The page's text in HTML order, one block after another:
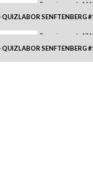
Reservierung ab:
QUIZLABOR SENFTENBERG
Reservierung ab:
QUIZLABOR SENFTENBERG